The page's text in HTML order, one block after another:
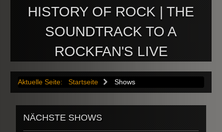
HISTORY OF ROCK | THE
SOUNDTRACK TO A
ROCKFAN'S LIVE
Aktuelle Seite: Startseite Shows
NÄCHSTE SHOWS